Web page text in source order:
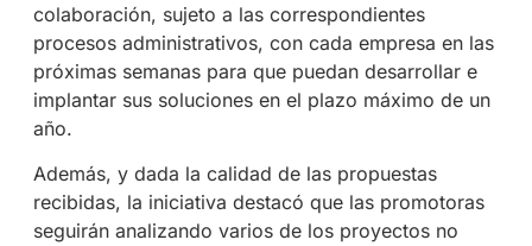
colaboración, sujeto a las correspondientes
procesos administrativos, con cada empresa en las
próximas semanas para que puedan desarrollar e
implantar sus soluciones en el plazo máximo de un
año.
Además, y dada la calidad de las propuestas
recibidas, la iniciativa destacó que las promotoras
seguirán analizando varios de los proyectos no